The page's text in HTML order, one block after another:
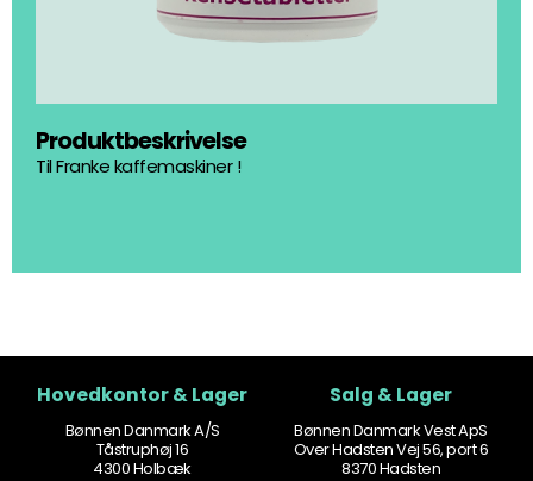
Produktbeskrivelse
Til Franke kaffemaskiner !
Hovedkontor & Lager
Bønnen Danmark A/S
Tåstruphøj 16
4300 Holbæk
Salg & Lager
Bønnen Danmark Vest ApS
Over Hadsten Vej 56, port 6
8370 Hadsten